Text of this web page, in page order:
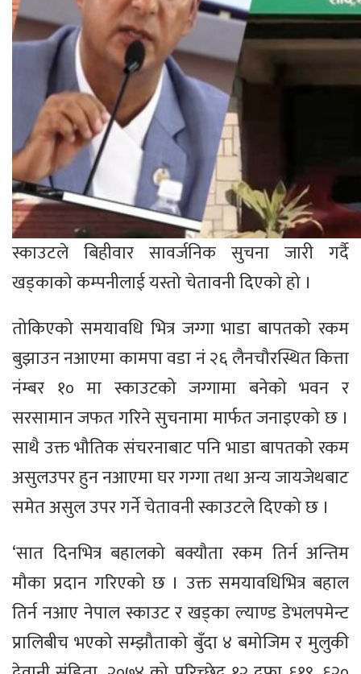
स्काउटले बिहीवार सावर्जनिक सुचना जारी गर्दै
खड्काको कम्पनीलाई यस्तो चेतावनी दिएको हो ।
तोकिएको समयावधि भित्र जग्गा भाडा बापतको रकम
बुझाउन नआएमा कामपा वडा नं २६ लैनचौरस्थित कित्ता
नंम्बर १० मा स्काउटको जग्गामा बनेको भवन र
सरसामान जफत गरिने सुचनामा मार्फत जनाइएको छ ।
साथै उक्त भौतिक संचरनाबाट पनि भाडा बापतको रकम
असुलउपर हुन नआएमा घर गग्गा तथा अन्य जायजेथबाट
समेत असुल उपर गर्ने चेतावनी स्काउटले दिएको छ ।
‘सात दिनभित्र बहालको बक्यौता रकम तिर्न अन्तिम
मौका प्रदान गरिएको छ । उक्त समयावधिभित्र बहाल
तिर्न नआए नेपाल स्काउट र खड्का ल्याण्ड डेभलपमेन्ट
प्रालिबीच भएको सम्झौताको बुँदा ४ बमोजिम र मुलुकी